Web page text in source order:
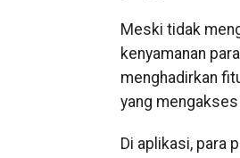
Meski tidak
kenyamanan
menghadirkan
yang
Di aplikasi, para